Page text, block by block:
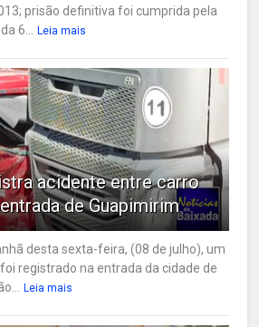
prisão definitiva foi cumprida pela
6...
Leia mais
acidente entre carro
de Guapimirim
desta sexta-feira, (08 de julho), um
registrado na entrada da cidade de
Leia mais